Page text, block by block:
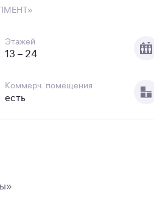
Этажей
13 – 24
Коммерч. помещения
есть